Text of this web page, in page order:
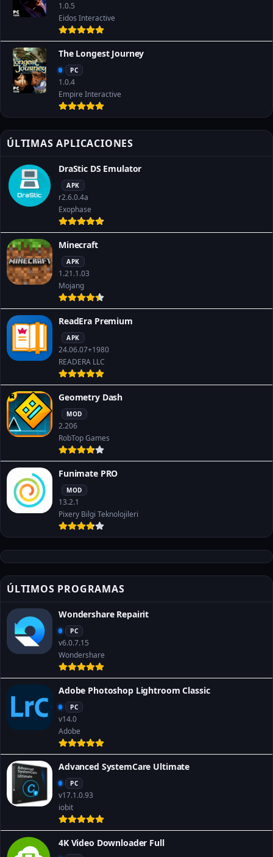
1.0.5
Eidos Interactive
The Longest Journey
PC
1.0.4
Empire Interactive
ÚLTIMAS APLICACIONES
DraStic DS Emulator
APK
r2.6.0.4a
Exophase
Minecraft
APK
1.21.1.03
Mojang
ReadEra Premium
APK
24.06.07+1980
READERA LLC
Geometry Dash
MOD
2.206
RobTop Games
Funimate PRO
MOD
13.2.1
Pixery Bilgi Teknolojileri
ÚLTIMOS PROGRAMAS
Wondershare Repairit
PC
v6.0.7.15
Wondershare
Adobe Photoshop Lightroom Classic
PC
v14.0
Adobe
Advanced SystemCare Ultimate
PC
v17.1.0.93
iobit
4K Video Downloader Full